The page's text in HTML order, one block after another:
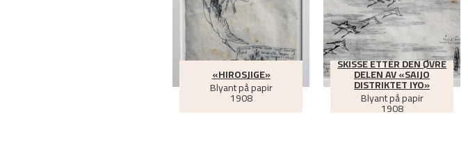
«HIROSJIGE»
Blyant på papir
1908
SKISSE ETTER DEN ØVRE
DELEN AV «SAIJO
DISTRIKTET IYO»
Blyant på papir
1908